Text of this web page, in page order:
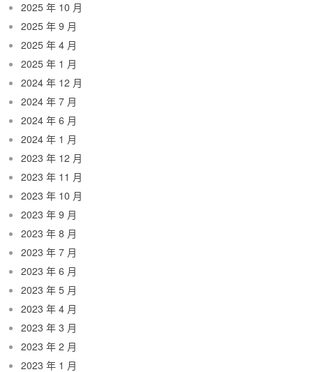
2025 年 10 月
2025 年 9 月
2025 年 4 月
2025 年 1 月
2024 年 12 月
2024 年 7 月
2024 年 6 月
2024 年 1 月
2023 年 12 月
2023 年 11 月
2023 年 10 月
2023 年 9 月
2023 年 8 月
2023 年 7 月
2023 年 6 月
2023 年 5 月
2023 年 4 月
2023 年 3 月
2023 年 2 月
2023 年 1 月